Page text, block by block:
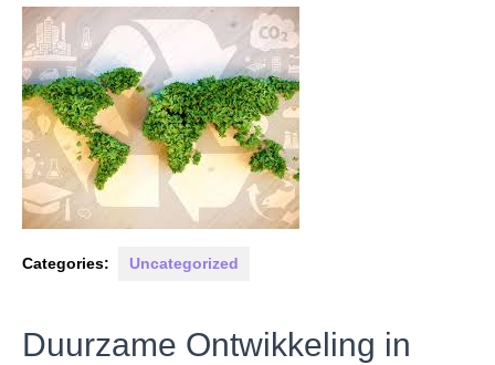
Categories: Uncategorized
Duurzame Ontwikkeling in